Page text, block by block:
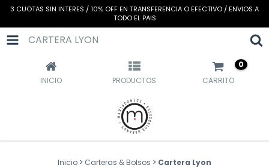
3 CUOTAS SIN INTERES / 10% OFF EN TRANSFERENCIA O EFECTIVO / ENVIOS A
TODO EL PAIS
CARTERA LYON
INICIO PRODUCTOS CARRITO
0
Inicio > Carteras & Bolsos > Cartera Lyon